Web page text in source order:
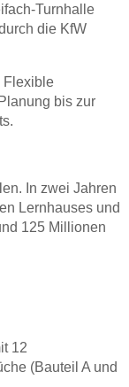
Turnhalle
die KfW
Flexible
bis zur
In zwei Jahren
Lernhauses und
125 Millionen
12
(Bauteil A und